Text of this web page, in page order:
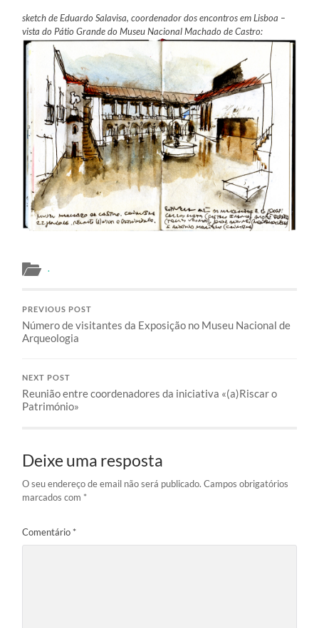
sketch de Eduardo Salavisa, coordenador dos encontros em Lisboa –
vista do Pátio Grande do Museu Nacional Machado de Castro:
.
PREVIOUS POST
Número de visitantes da Exposição no Museu Nacional de
Arqueologia
NEXT POST
Reunião entre coordenadores da iniciativa «(a)Riscar o
Património»
Deixe uma resposta
O seu endereço de email não será publicado. Campos obrigatórios
marcados com *
Comentário *